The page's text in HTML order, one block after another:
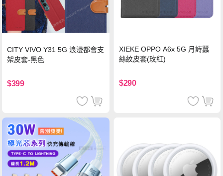
CITY VIVO Y31 5G 浪漫都會支
架皮套-黑色
$399
XIEKE OPPO A6x 5G 月詩蠶
絲紋皮套(玫紅)
$290